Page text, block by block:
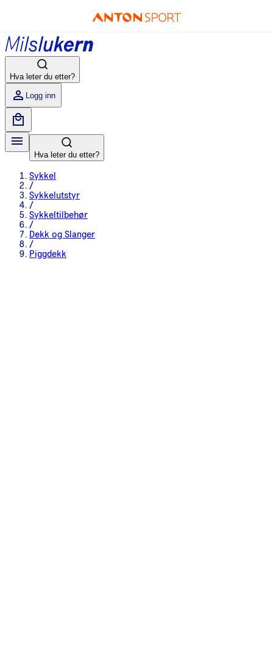
Hva leter du etter?
Logg inn
Hva leter du etter?
Sykkel
/
Sykkelutstyr
/
Sykkeltilbehør
/
Dekk og Slanger
/
Piggdekk